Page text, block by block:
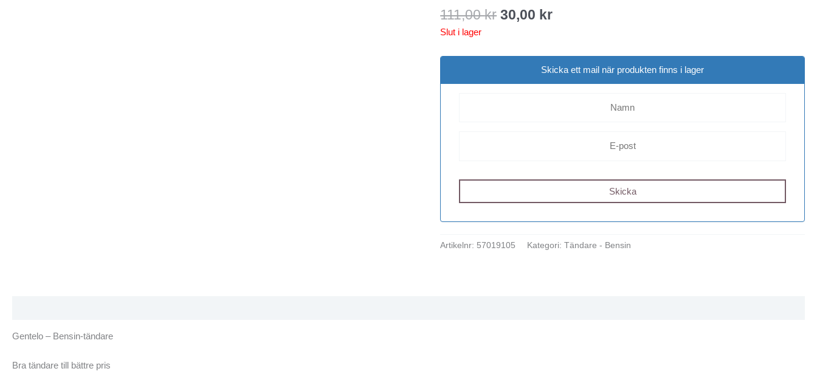
111,00kr 30,00 kr
Slut i lager
Skicka ett mail när produkten finns i lager
Artikelnr: 57019105 Kategori:Tändare - Bensin
Gentelo – Bensin-tändare
Bra tändare till bättre pris